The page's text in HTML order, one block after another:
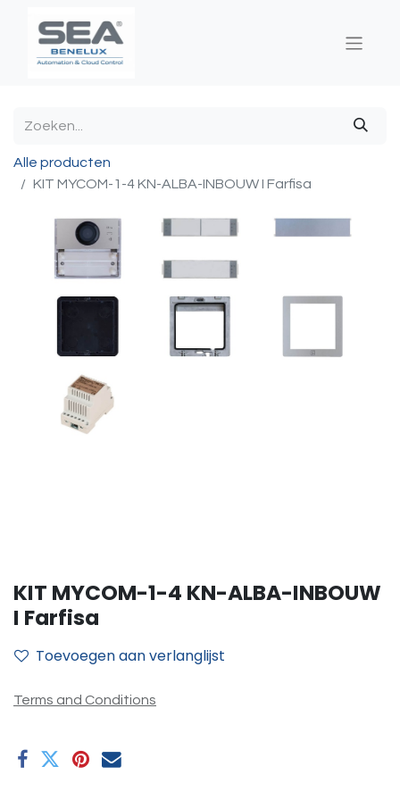
Alle producten
KIT MYCOM-1-4 KN-ALBA-INBOUW I Farfisa
KIT MYCOM-1-4 KN-ALBA-INBOUW
I Farfisa
Toevoegen aan verlanglijst
Terms and Conditions